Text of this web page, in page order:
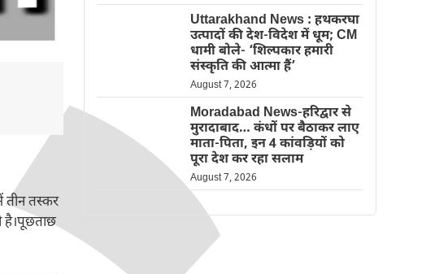
तीन तस्कर
है।पूछताछ
Uttarakhand News : हथकरघा
उत्पादों की देश-विदेश में धूम; CM
धामी बोले- ‘शिल्पकार हमारी
संस्कृति की आत्मा हैं’
August 7, 2026
Moradabad News-हरिद्वार से
मुरादाबाद… कंधों पर बैठाकर लाए
माता-पिता, इन 4 कांवड़ियों को
पूरा देश कर रहा सलाम
August 7, 2026